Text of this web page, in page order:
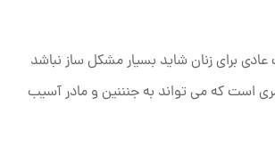
برای زنان شاید بسیار مشکل ساز نباشد
است که می تواند به جنننین و مادر آسیب